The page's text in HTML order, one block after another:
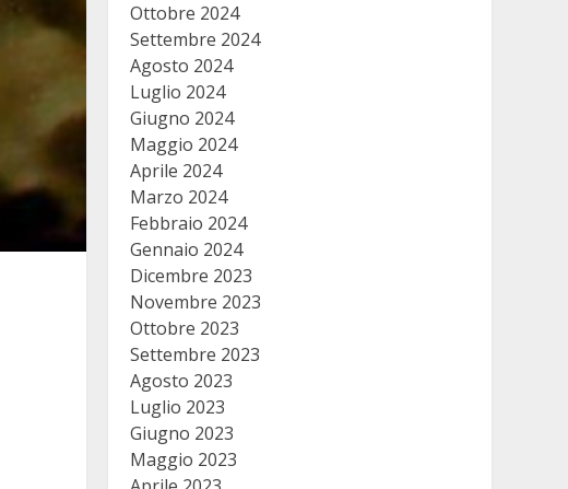
Ottobre 2024
Settembre 2024
Agosto 2024
Luglio 2024
Giugno 2024
Maggio 2024
Aprile 2024
Marzo 2024
Febbraio 2024
Gennaio 2024
Dicembre 2023
Novembre 2023
Ottobre 2023
Settembre 2023
Agosto 2023
Luglio 2023
Giugno 2023
Maggio 2023